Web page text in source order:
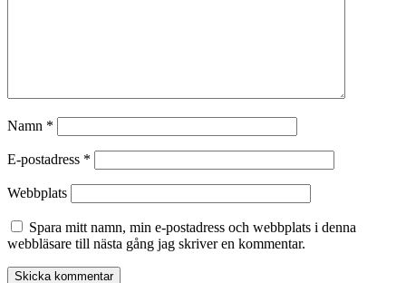
Namn *
E-postadress *
Webbplats
Spara mitt namn, min e-postadress och webbplats i denna
webbläsare till nästa gång jag skriver en kommentar.